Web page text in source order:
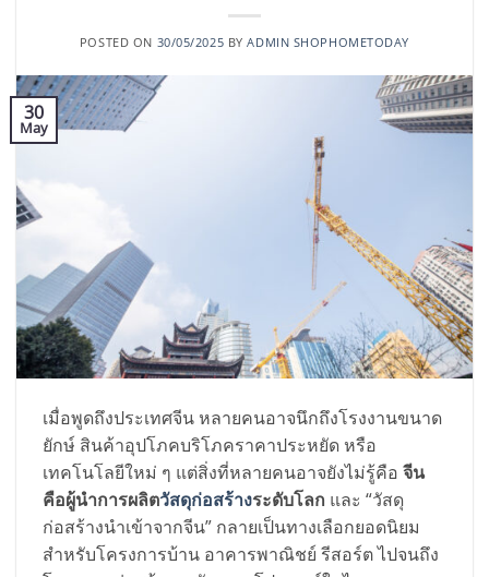
POSTED ON 30/05/2025 BYADMIN SHOPHOMETODAY
30
May
เมื่อพูดถึงประเทศจีน หลายคนอาจนึกถึงโรงงานขนาด
ยักษ์ สินค้าอุปโภคบริโภคราคาประหยัด หรือ
เทคโนโลยีใหม่ ๆ แต่สิ่งที่หลายคนอาจยังไม่รู้คือ จีน
คือผู้นำการผลิตวัสดุก่อสร้างระดับโลก และ “วัสดุ
ก่อสร้างนำเข้าจากจีน” กลายเป็นทางเลือกยอดนิยม
สำหรับโครงการบ้าน อาคารพาณิชย์ รีสอร์ต ไปจนถึง